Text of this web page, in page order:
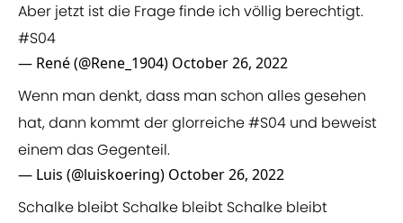
Aber jetzt ist die Frage finde ich völlig berechtigt.
#S04
— René (@Rene_1904) October 26, 2022
Wenn man denkt, dass man schon alles gesehen
hat, dann kommt der glorreiche#S04 und beweist
einem das Gegenteil.
— Luis (@luiskoering) October 26, 2022
Schalke bleibt Schalke bleibt Schalke bleibt